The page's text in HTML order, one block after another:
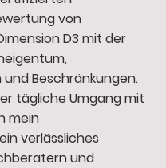
von
D3 mit der
Beschränkungen.
tägliche Umgang mit
mein
verlässliches
und